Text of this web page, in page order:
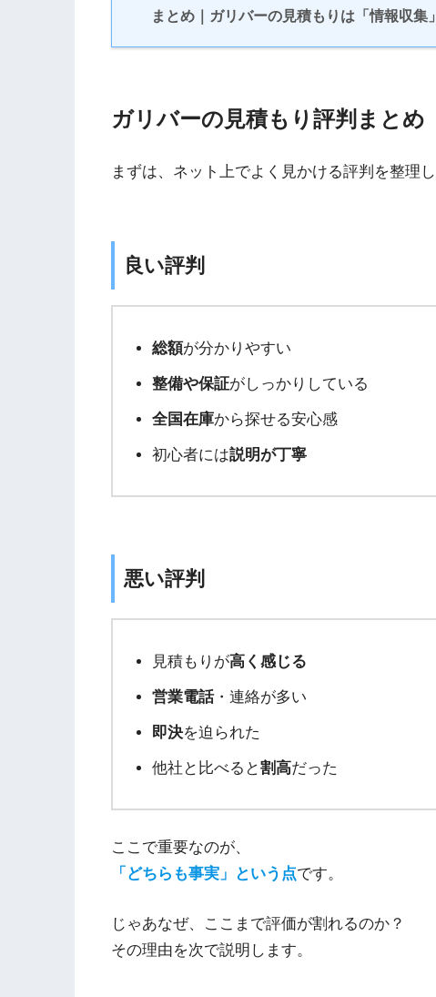
まとめ｜ガリバーの見積もりは「情報収集
ガリバーの見積もり評判まとめ
まずは、ネット上でよく見かける評判を整理し
良い評判
総額が分かりやすい
整備や保証がしっかりしている
全国在庫から探せる安心感
初心者には説明が丁寧
悪い評判
見積もりが高く感じる
営業電話・連絡が多い
即決を迫られた
他社と比べると割高だった
ここで重要なのが、
「どちらも事実」という点です。
じゃあなぜ、ここまで評価が割れるのか？
その理由を次で説明します。